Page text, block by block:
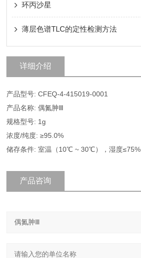
环丙沙星
薄层色谱TLC的定性检测方法
详细介绍
产品型号: CFEQ-4-415019-0001
产品名称: 偶氮胂Ⅲ
规格型号: 1g
浓度/纯度: ≥95.0%
储存条件: 室温（10℃ ~ 30℃），湿度≤75%
产品咨询